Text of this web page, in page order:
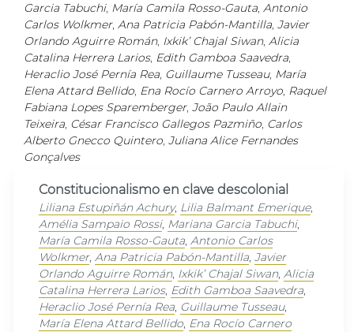
Garcia Tabuchi, María Camila Rosso-Gauta, Antonio
Carlos Wolkmer, Ana Patricia Pabón-Mantilla, Javier
Orlando Aguirre Román, Ixkik’ Chajal Siwan, Alicia
Catalina Herrera Larios, Edith Gamboa Saavedra,
Heraclio José Pernía Rea, Guillaume Tusseau, María
Elena Attard Bellido, Ena Rocío Carnero Arroyo, Raquel
Fabiana Lopes Sparemberger, João Paulo Allain
Teixeira, César Francisco Gallegos Pazmiño, Carlos
Alberto Gnecco Quintero, Juliana Alice Fernandes
Gonçalves
Constitucionalismo en clave descolonial
Liliana Estupiñán Achury, Lilia Balmant Emerique,
Amélia Sampaio Rossi, Mariana Garcia Tabuchi,
María Camila Rosso-Gauta, Antonio Carlos
Wolkmer, Ana Patricia Pabón-Mantilla, Javier
Orlando Aguirre Román, Ixkik’ Chajal Siwan, Alicia
Catalina Herrera Larios, Edith Gamboa Saavedra,
Heraclio José Pernía Rea, Guillaume Tusseau,
María Elena Attard Bellido, Ena Rocío Carnero